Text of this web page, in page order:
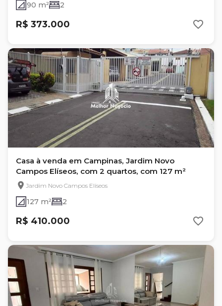
90 m² 2
R$ 373.000
Casa à venda em Campinas, Jardim Novo
Campos Elíseos, com 2 quartos, com 127 m²
Jardim Novo Campos Elíseos
127 m² 2
R$ 410.000